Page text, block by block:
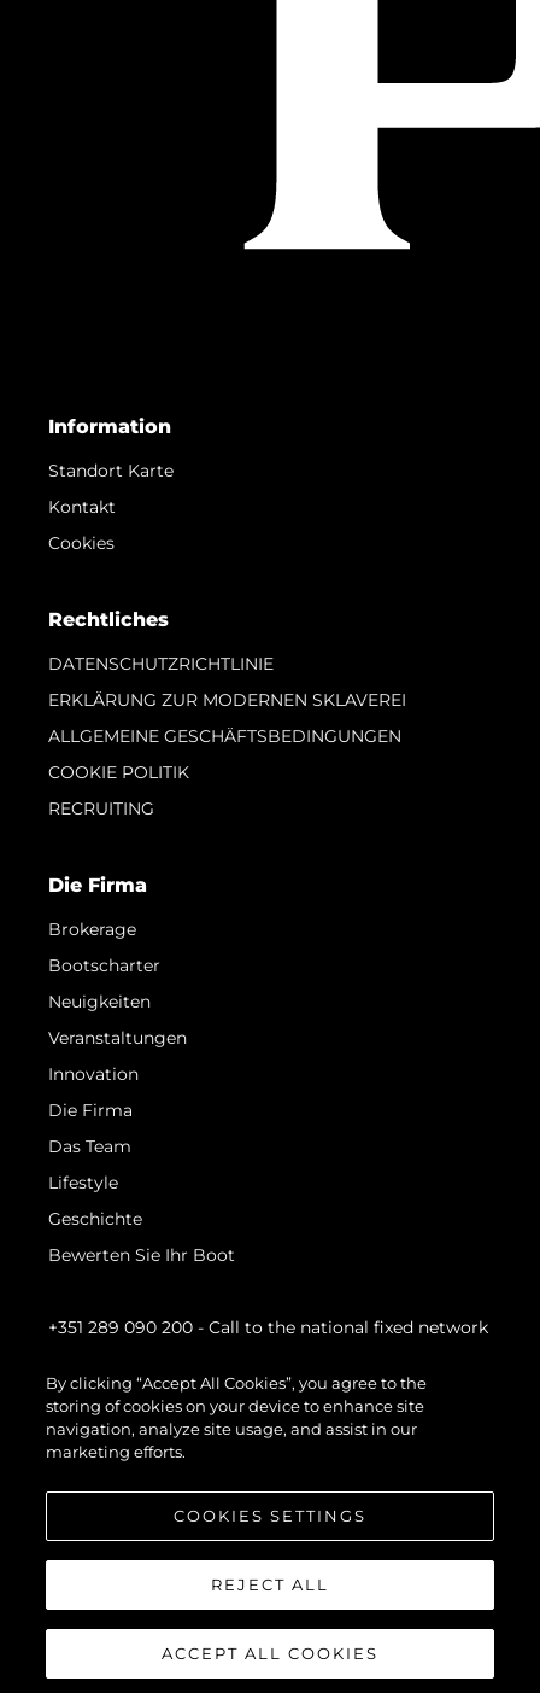
Information
Standort Karte
Kontakt
Cookies
Rechtliches
DATENSCHUTZRICHTLINIE
ERKLÄRUNG ZUR MODERNEN SKLAVEREI
ALLGEMEINE GESCHÄFTSBEDINGUNGEN
COOKIE POLITIK
RECRUITING
Die Firma
Brokerage
Bootscharter
Neuigkeiten
Veranstaltungen
Innovation
Die Firma
Das Team
Lifestyle
Geschichte
Bewerten Sie Ihr Boot
+351 289 090 200 - Call to the national fixed network
© 2026 Sunseeker London Group.Alle Rechte vorbehalten.
By clicking “Accept All Cookies”, you agree to the
storing of cookies on your device to enhance site
navigation, analyze site usage, and assist in our
marketing efforts.
COOKIES SETTINGS
REJECT ALL
ACCEPT ALL COOKIES